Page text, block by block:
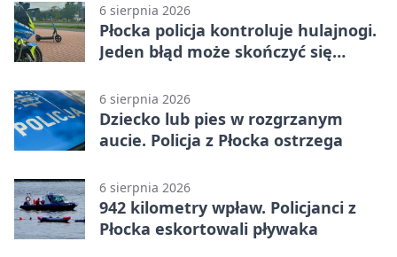
6 sierpnia 2026
Płocka policja kontroluje hulajnogi.
Jeden błąd może skończyć się
6 sierpnia 2026
Dziecko lub pies w rozgrzanym
aucie. Policja z Płocka ostrzega
6 sierpnia 2026
942 kilometry wpław. Policjanci z
Płocka eskortowali pływaka